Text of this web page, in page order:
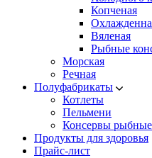
Копченая
Вяленая
Рыбные
Морская
Речная
Полуфабрикаты
Котлеты
Пельмени
Консервы рыбные
Продукты для здоровья
Прайс-лист